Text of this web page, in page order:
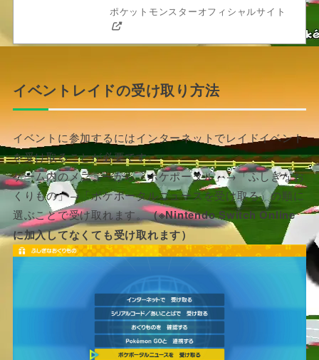
ポケットモンスターオフィシャルサイト
イベントレイドの受け取り方法
イベントに参加するにはインターネットでレイドイベント
を受け取ることが必要です。
ゲーム内のメニューから「ポケポータル」→「ふしぎなお
くりもの」→「ポケポータルニュースを受け取る」の順に
選ぶことで受け取れます。（※Nintendo Switch Online
に加入してなくても受け取れます）